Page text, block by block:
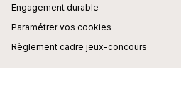
Engagement durable
Paramétrer vos cookies
Règlement cadre jeux-concours